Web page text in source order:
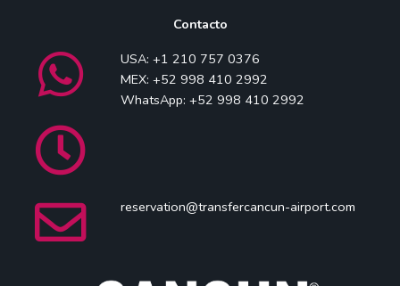
Contacto
USA: +1 210 757 0376
MEX: +52 998 410 2992
WhatsApp: +52 998 410 2992
reservation@transfercancun-airport.com